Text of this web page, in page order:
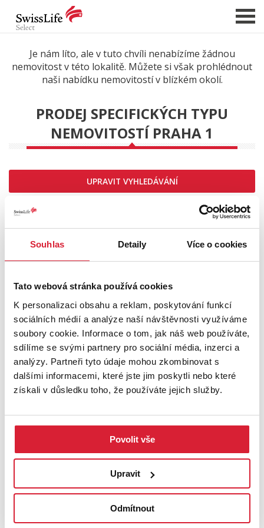
Souhlas Detaily Více o cookies
Tato webová stránka používá cookies
K personalizaci obsahu a reklam, poskytování funkcí
sociálních médií a analýze naší návštěvnosti využíváme
soubory cookie. Informace o tom, jak náš web používáte,
sdílíme se svými partnery pro sociální média, inzerci a
analýzy. Partneři tyto údaje mohou zkombinovat s
dalšími informacemi, které jste jim poskytli nebo které
získali v důsledku toho, že používáte jejich služby.
Povolit vše
Upravit
Odmítnout
NABÍDKA NEMOVITOSTÍ
HLÍDAT NOVÉ NABÍDKY
CHCI OCENIT NEMOVITOST
REFERENCE
FINANCOVÁNÍ / HYPOTÉKA
KONTAKT
Je nám líto, ale v tuto chvíli nenabízíme žádnou
nemovitost v této lokalitě. Můžete si však prohlédnout
naši nabídku nemovitostí v blízkém okolí.
PRODEJ SPECIFICKÝCH TYPU
NEMOVITOSTÍ PRAHA 1
UPRAVIT VYHLEDÁVÁNÍ
Řadit od:
Strakonická, Praha